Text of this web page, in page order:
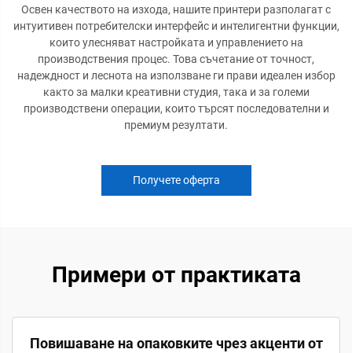
Освен качеството на изхода, нашите принтери разполагат с
интуитивен потребителски интерфейс и интелигентни функции,
които улесняват настройката и управлението на
производствения процес. Това съчетание от точност,
надеждност и леснота на използване ги прави идеален избор
както за малки креативни студия, така и за големи
производствени операции, които търсят последователни и
премиум резултати.
Получете оферта
Примери от практиката
Повишаване на опаковките чрез акценти от